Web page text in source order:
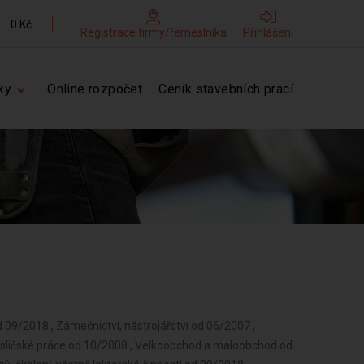
0 Kč
Registrace firmy/řemeslníka Přihlášení
Online rozpočet Ceník stavebních prací
2018 , Zámečnictví, nástrojářství od 06/2007 ,
práce od 10/2008 , Velkoobchod a maloobchod od